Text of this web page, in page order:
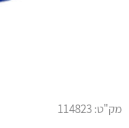
מק"ט:114823